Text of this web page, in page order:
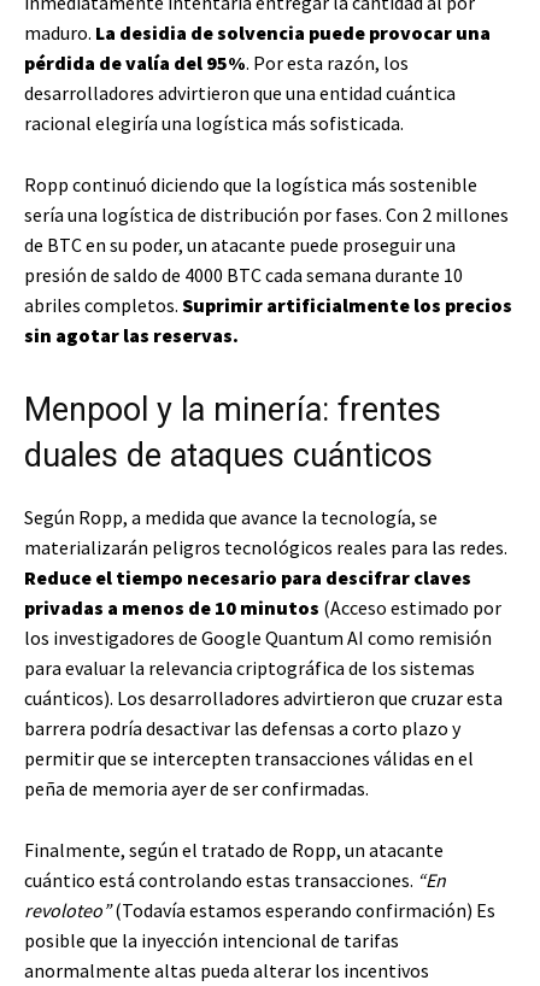
maduro. La desidia de solvencia puede provocar una
pérdida de valía del 95%. Por esta razón, los
desarrolladores advirtieron que una entidad cuántica
racional elegiría una logística más sofisticada.
Ropp continuó diciendo que la logística más sostenible
sería una logística de distribución por fases. Con 2 millones
de BTC en su poder, un atacante puede proseguir una
presión de saldo de 4000 BTC cada semana durante 10
abriles completos. Suprimir artificialmente los precios
sin agotar las reservas.
Menpool y la minería: frentes
duales de ataques cuánticos
Según Ropp, a medida que avance la tecnología, se
materializarán peligros tecnológicos reales para las redes.
Reduce el tiempo necesario para descifrar claves
privadas a menos de 10 minutos (Acceso estimado por
los investigadores de Google Quantum AI como remisión
para evaluar la relevancia criptográfica de los sistemas
cuánticos). Los desarrolladores advirtieron que cruzar esta
barrera podría desactivar las defensas a corto plazo y
permitir que se intercepten transacciones válidas en el
peña de memoria ayer de ser confirmadas.
Finalmente, según el tratado de Ropp, un atacante
cuántico está controlando estas transacciones. “En
revoloteo”(Todavía estamos esperando confirmación) Es
posible que la inyección intencional de tarifas
anormalmente altas pueda alterar los incentivos